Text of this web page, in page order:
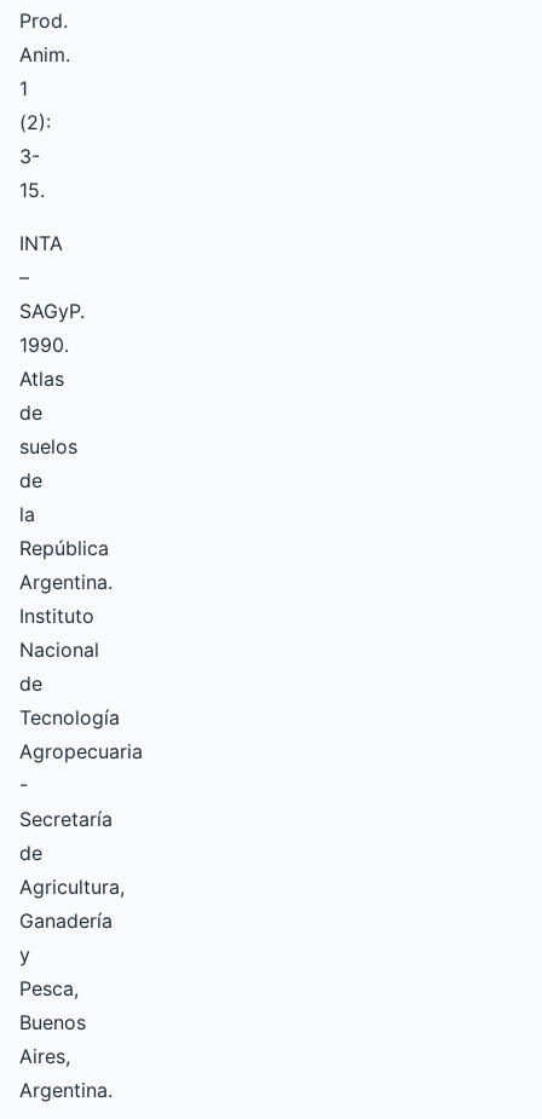
Prod.
Anim.
1
(2):
3-
15.
INTA
–
SAGyP.
1990.
Atlas
de
suelos
de
la
República
Argentina.
Instituto
Nacional
de
Tecnología
Agropecuaria
-
Secretaría
de
Agricultura,
Ganadería
y
Pesca,
Buenos
Aires,
Argentina.